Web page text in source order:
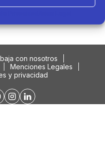
con nosotros
Menciones Legales
y privacidad